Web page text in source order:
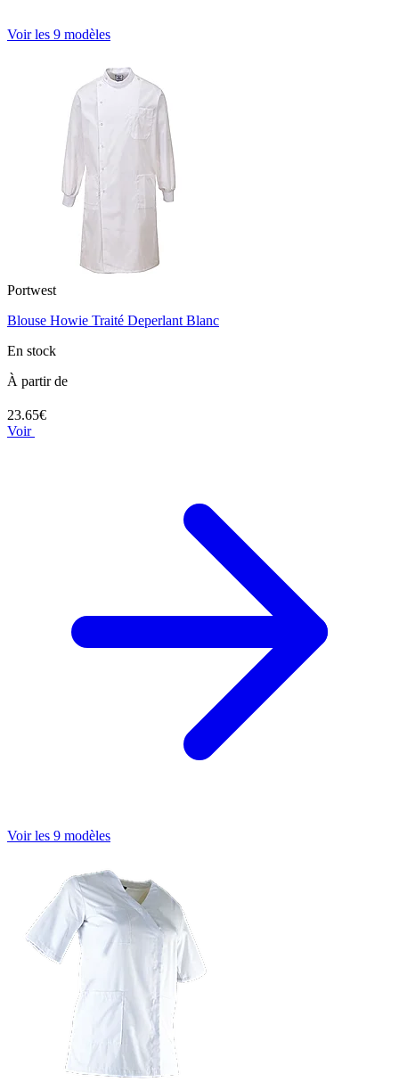
Voir les 9 modèles
Portwest
Blouse Howie Traité Deperlant Blanc
En stock
À partir de
23.65€
Voir
Voir les 9 modèles